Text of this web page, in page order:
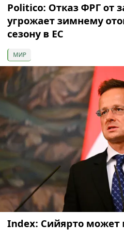
Politico: Отказ ФРГ от
угрожает зимнему
сезону в ЕС
МИР
Index: Сийярто может